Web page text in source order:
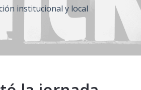
institucional y local